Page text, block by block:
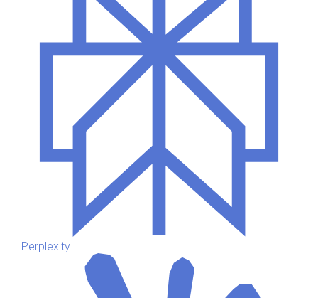
Perplexity